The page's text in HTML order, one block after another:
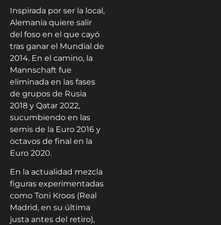
Inspirada por ser la local,
Alemania quiere salir
del foso en el que cayó
tras ganar el Mundial de
2014. En el camino, la
Mannschaft fue
eliminada en las fases
de grupos de Rusia
2018 y Qatar 2022,
sucumbiendo en las
semis de la Euro 2016 y
octavos de final en la
Euro 2020.
En la actualidad mezcla
figuras experimentadas
como Toni Kroos (Real
Madrid, en su última
justa antes del retiro),